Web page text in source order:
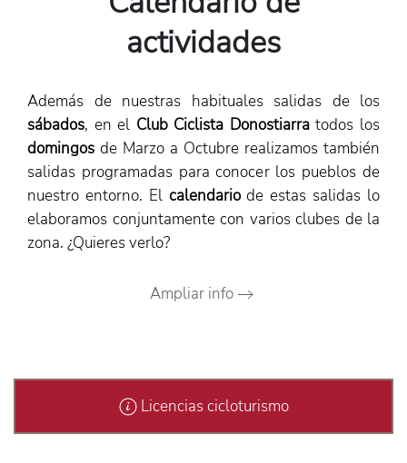
actividades
Además de nuestras habituales salidas de los
sábados, en el Club Ciclista Donostiarratodos los
domingos de Marzo a Octubre realizamos también
salidas programadas para conocer los pueblos de
nuestro entorno. El calendariode estas salidas lo
elaboramos conjuntamente con varios clubes de la
zona. ¿Quieres verlo?
Ampliar info
Licencias cicloturismo